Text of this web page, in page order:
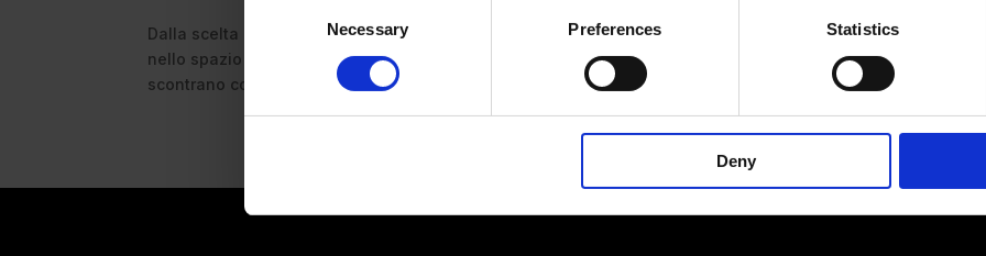
Necessary Preferences Statistics
Deny
Dalla scelta dell’Arancione Internazionale all’attenzione al dettaglio nel tentativo di superare il limiti terreni,
nello spazio la moda è un vero e proprio strumento vitale. Funzionalità e innovazione ai massimi livelli si
scontrano con un immaginario pop delineato,...